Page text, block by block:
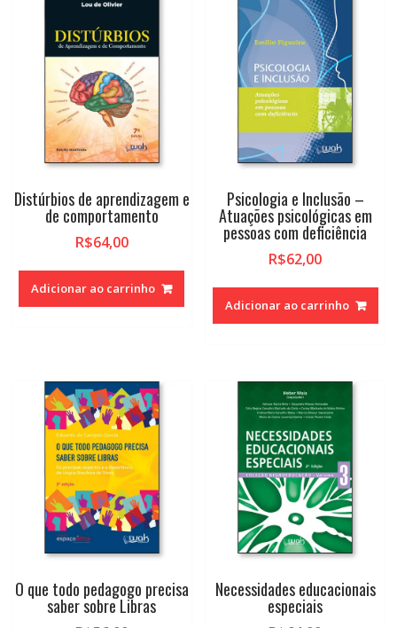
Distúrbios de aprendizagem e
de comportamento
R$64,00
Adicionar ao carrinho
Psicologia e Inclusão –
Atuações psicológicas em
pessoas com deficiência
R$62,00
Adicionar ao carrinho
O que todo pedagogo precisa
saber sobre Libras
Necessidades educacionais
especiais